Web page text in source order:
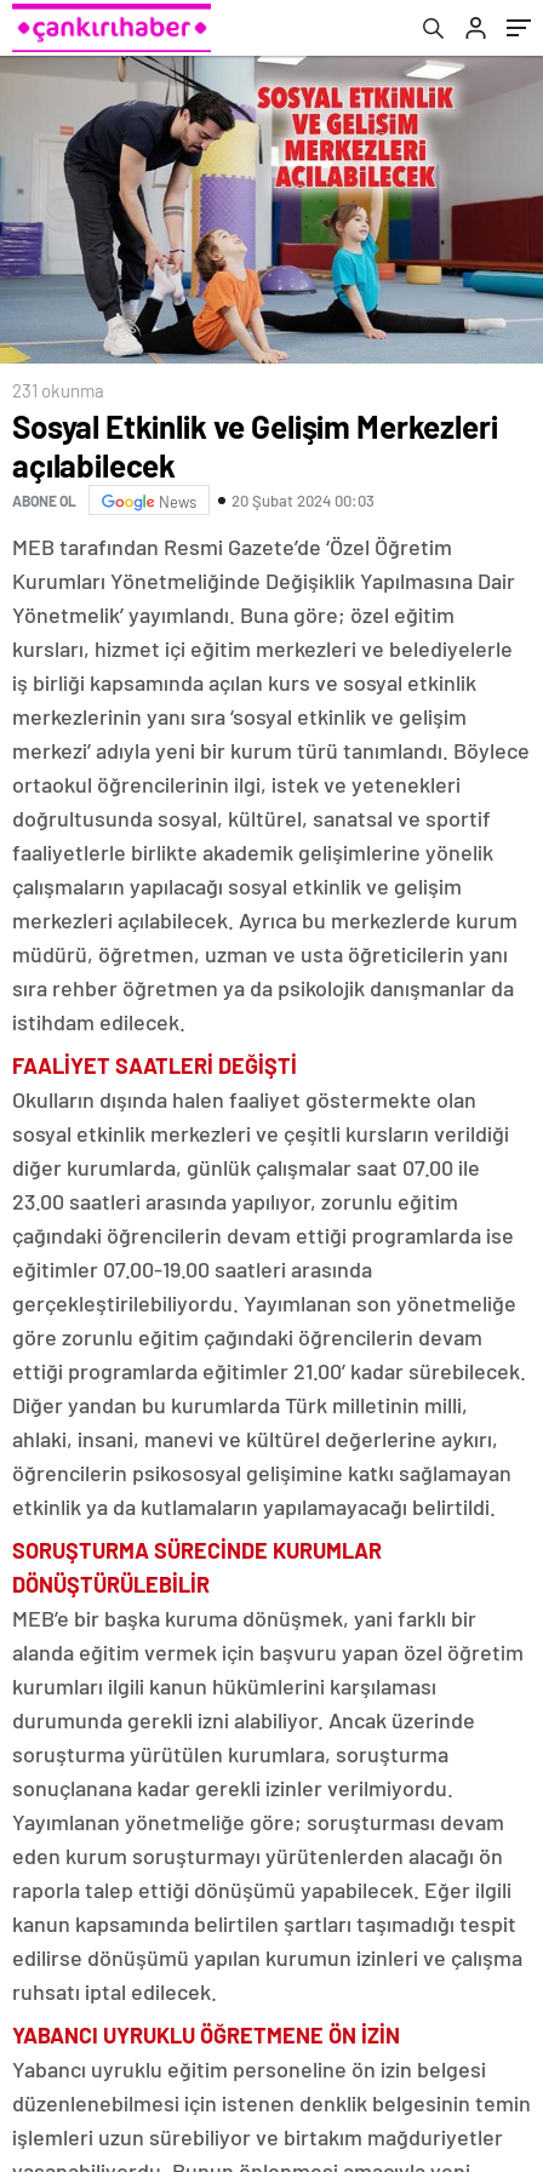
231 okunma
Sosyal Etkinlik ve Gelişim Merkezleri
açılabilecek
ABONE OL News 20 Şubat 2024 00:03
MEB tarafından Resmi Gazete’de ‘Özel Öğretim
Kurumları Yönetmeliğinde Değişiklik Yapılmasına Dair
Yönetmelik’ yayımlandı. Buna göre; özel eğitim
kursları, hizmet içi eğitim merkezleri ve belediyelerle
iş birliği kapsamında açılan kurs ve sosyal etkinlik
merkezlerinin yanı sıra ‘sosyal etkinlik ve gelişim
merkezi’ adıyla yeni bir kurum türü tanımlandı. Böylece
ortaokul öğrencilerinin ilgi, istek ve yetenekleri
doğrultusunda sosyal, kültürel, sanatsal ve sportif
faaliyetlerle birlikte akademik gelişimlerine yönelik
çalışmaların yapılacağı sosyal etkinlik ve gelişim
merkezleri açılabilecek. Ayrıca bu merkezlerde kurum
müdürü, öğretmen, uzman ve usta öğreticilerin yanı
sıra rehber öğretmen ya da psikolojik danışmanlar da
istihdam edilecek.
FAALİYET SAATLERİ DEĞİŞTİ
Okulların dışında halen faaliyet göstermekte olan
sosyal etkinlik merkezleri ve çeşitli kursların verildiği
diğer kurumlarda, günlük çalışmalar saat 07.00 ile
23.00 saatleri arasında yapılıyor, zorunlu eğitim
çağındaki öğrencilerin devam ettiği programlarda ise
eğitimler 07.00-19.00 saatleri arasında
gerçekleştirilebiliyordu. Yayımlanan son yönetmeliğe
göre zorunlu eğitim çağındaki öğrencilerin devam
ettiği programlarda eğitimler 21.00’ kadar sürebilecek.
Diğer yandan bu kurumlarda Türk milletinin milli,
ahlaki, insani, manevi ve kültürel değerlerine aykırı,
öğrencilerin psikososyal gelişimine katkı sağlamayan
etkinlik ya da kutlamaların yapılamayacağı belirtildi.
SORUŞTURMA SÜRECİNDE KURUMLAR
DÖNÜŞTÜRÜLEBİLİR
MEB’e bir başka kuruma dönüşmek, yani farklı bir
alanda eğitim vermek için başvuru yapan özel öğretim
kurumları ilgili kanun hükümlerini karşılaması
durumunda gerekli izni alabiliyor. Ancak üzerinde
soruşturma yürütülen kurumlara, soruşturma
sonuçlanana kadar gerekli izinler verilmiyordu.
Yayımlanan yönetmeliğe göre; soruşturması devam
eden kurum soruşturmayı yürütenlerden alacağı ön
raporla talep ettiği dönüşümü yapabilecek. Eğer ilgili
kanun kapsamında belirtilen şartları taşımadığı tespit
edilirse dönüşümü yapılan kurumun izinleri ve çalışma
ruhsatı iptal edilecek.
YABANCI UYRUKLU ÖĞRETMENE ÖN İZİN
Yabancı uyruklu eğitim personeline ön izin belgesi
düzenlenebilmesi için istenen denklik belgesinin temin
işlemleri uzun sürebiliyor ve birtakım mağduriyetler